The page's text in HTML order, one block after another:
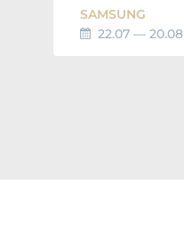
SAMSUNG
22.07 — 20.08